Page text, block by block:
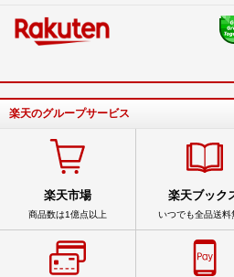
楽天のグループサービス
楽天市場
商品数は1億点以上
楽天ブック
いつでも全品送料